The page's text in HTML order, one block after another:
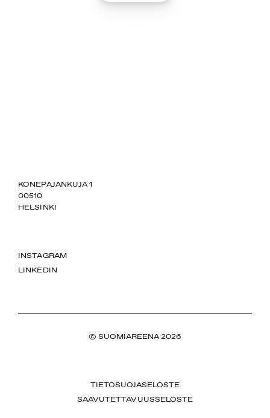
SUOMIAREENA
KONEPAJANKUJA 1
00510
HELSINKI
INSTAGRAM
LINKEDIN
© SUOMIAREENA 2026
TIETOSUOJASELOSTE
SAAVUTETTAVUUSSELOSTE